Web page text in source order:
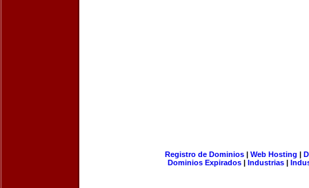
Registro de Dominios| Web Hosting |
Dominios Expirados | Industrias |